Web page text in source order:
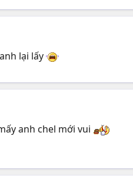
lại lấy
anh chel mới vui